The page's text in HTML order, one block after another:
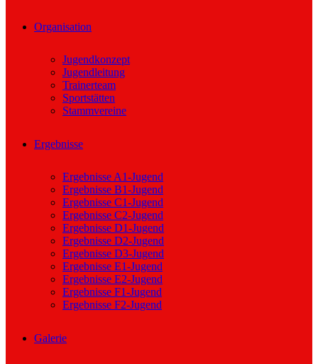
Organisation
Jugendkonzept
Jugendleitung
Trainerteam
Sportstätten
Stammvereine
Ergebnisse
Ergebnisse A1-Jugend
Ergebnisse B1-Jugend
Ergebnisse C1-Jugend
Ergebnisse C2-Jugend
Ergebnisse D1-Jugend
Ergebnisse D2-Jugend
Ergebnisse D3-Jugend
Ergebnisse E1-Jugend
Ergebnisse E2-Jugend
Ergebnisse F1-Jugend
Ergebnisse F2-Jugend
Galerie